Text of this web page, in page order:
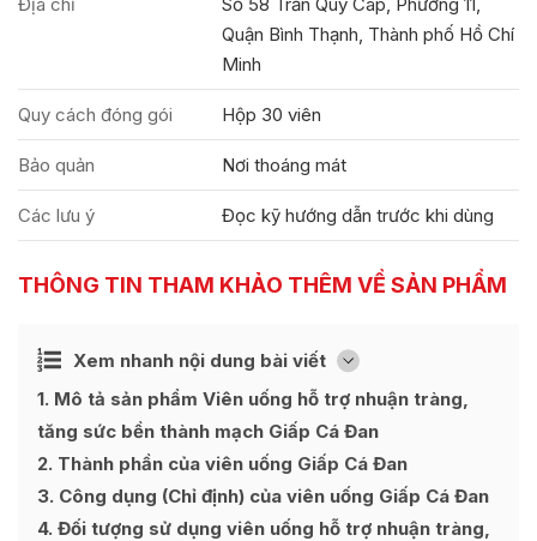
Quận Bình Thạnh, Thành phố Hồ Chí
Minh
Quy cách đóng gói Hộp 30 viên
Bảo quản Nơi thoáng mát
Các lưu ý Đọc kỹ hướng dẫn trước khi dùng
THÔNG TIN THAM KHẢO THÊM VỀ SẢN PHẨM
Xem nhanh nội dung bài viết [
Ẩn
1 Mô tả sản phẩm Viên uống hỗ trợ nhuận tràng,
tăng sức bền thành mạch Giấp Cá Đan
2 Thành phần của viên uống Giấp Cá Đan
3 Công dụng (Chỉ định) của viên uống Giấp Cá Đan
4 Đối tượng sử dụng viên uống hỗ trợ nhuận tràng,